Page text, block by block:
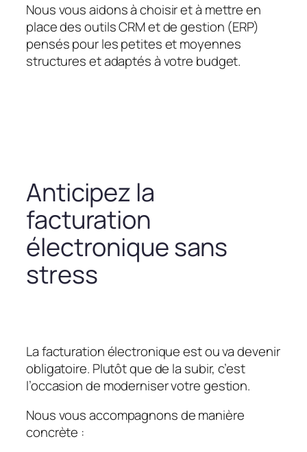
Nous vous aidons à choisir et à mettre en
place des outils CRM et de gestion (ERP)
pensés pour les petites et moyennes
structures et adaptés à votre budget.
Anticipez la
facturation
électronique sans
stress
La facturation électronique est ou va devenir
obligatoire. Plutôt que de la subir, c’est
l’occasion de moderniser votre gestion.
Nous vous accompagnons de manière
concrète :